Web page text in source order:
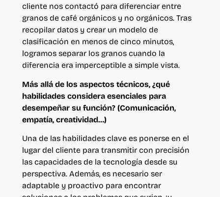
cliente nos contactó para diferenciar entre
granos de café orgánicos y no orgánicos. Tras
recopilar datos y crear un modelo de
clasificación en menos de cinco minutos,
logramos separar los granos cuando la
diferencia era imperceptible a simple vista.
Más allá de los aspectos técnicos, ¿qué
habilidades considera esenciales para
desempeñar su función? (Comunicación,
empatía, creatividad…)
Una de las habilidades clave es ponerse en el
lugar del cliente para transmitir con precisión
las capacidades de la tecnología desde su
perspectiva. Además, es necesario ser
adaptable y proactivo para encontrar